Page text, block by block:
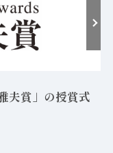
夫賞」の授賞式